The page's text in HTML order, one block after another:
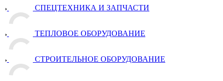
СПЕЦТЕХНИКА И ЗАПЧАСТИ
ТЕПЛОВОЕ ОБОРУДОВАНИЕ
СТРОИТЕЛЬНОЕ ОБОРУДОВАНИЕ